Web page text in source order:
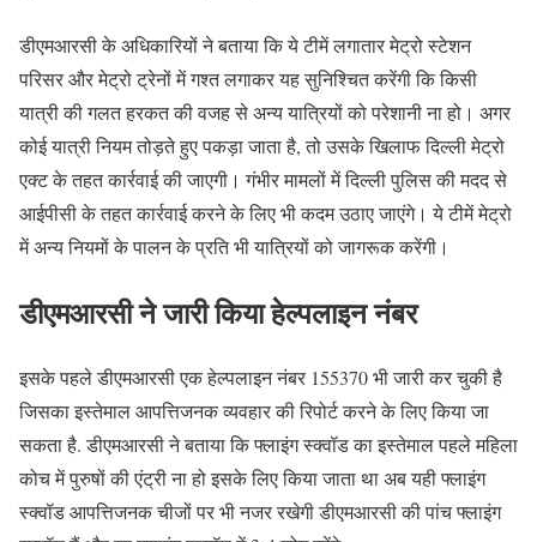
डीएमआरसी के अधिकारियों ने बताया कि ये टीमें लगातार मेट्रो स्टेशन
परिसर और मेट्रो ट्रेनों में गश्त लगाकर यह सुनिश्चित करेंगी कि किसी
यात्री की गलत हरकत की वजह से अन्य यात्रियों को परेशानी ना हो। अगर
कोई यात्री नियम तोड़ते हुए पकड़ा जाता है, तो उसके खिलाफ दिल्ली मेट्रो
एक्ट के तहत कार्रवाई की जाएगी। गंभीर मामलों में दिल्ली पुलिस की मदद से
आईपीसी के तहत कार्रवाई करने के लिए भी कदम उठाए जाएंगे। ये टीमें मेट्रो
में अन्य नियमों के पालन के प्रति भी यात्रियों को जागरूक करेंगी।
डीएमआरसी ने जारी किया हेल्पलाइन नंबर
इसके पहले डीएमआरसी एक हेल्पलाइन नंबर 155370 भी जारी कर चुकी है
जिसका इस्तेमाल आपत्तिजनक व्यवहार की रिपोर्ट करने के लिए किया जा
सकता है. डीएमआरसी ने बताया कि फ्लाइंग स्क्वॉड का इस्तेमाल पहले महिला
कोच में पुरुषों की एंट्री ना हो इसके लिए किया जाता था अब यही फ्लाइंग
स्क्वॉड आपत्तिजनक चीजों पर भी नजर रखेगी डीएमआरसी की पांच फ्लाइंग